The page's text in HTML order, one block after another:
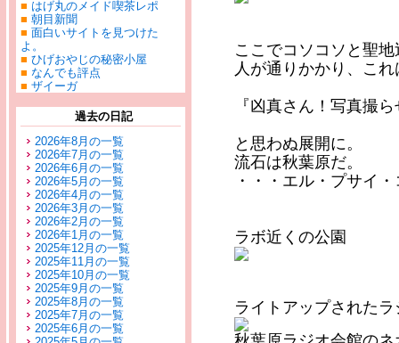
■ はげ丸のメイド喫茶レポ
■ 朝目新聞
■ 面白いサイトを見つけた
よ。
■ ひげおやじの秘密小屋
■ なんでも評点
■ ザイーガ
過去の日記
2026年8月の一覧
2026年7月の一覧
2026年6月の一覧
2026年5月の一覧
2026年4月の一覧
2026年3月の一覧
2026年2月の一覧
2026年1月の一覧
2025年12月の一覧
2025年11月の一覧
2025年10月の一覧
2025年9月の一覧
2025年8月の一覧
2025年7月の一覧
2025年6月の一覧
ここでコソコソと聖
人が通りかかり、こ
『凶真さん！写真撮
と思わぬ展開に。
流石は秋葉原だ。
・・・エル・プサイ
ラボ近くの公園
ライトアップされた